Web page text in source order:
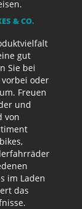
& CO.
gut
Sie bei
oder
Freuen
und
von
im Laden
das